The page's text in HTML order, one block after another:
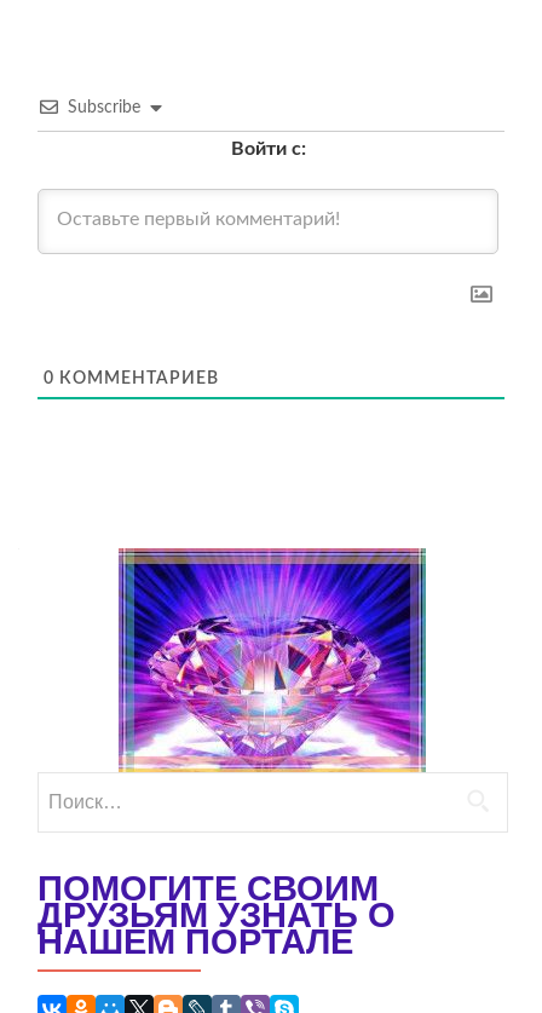
Subscribe
Войти с:
0 КОММЕНТАРИЕВ
ПОМОГИТЕ СВОИМ
ДРУЗЬЯМ УЗНАТЬ О
НАШЕМ ПОРТАЛЕ